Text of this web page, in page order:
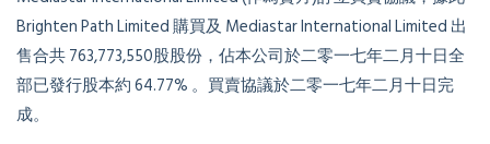
Brighten Path Limited 購買及 Mediastar International Limited 出
售合共 763,773,550股股份，佔本公司於二零一七年二月十日全
部已發行股本約 64.77% 。買賣協議於二零一七年二月十日完
成。